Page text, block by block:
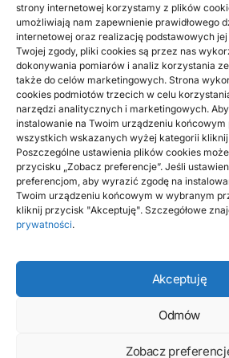
strony internetowej korzystamy z plików
umożliwiają nam zapewnienie prawidłowego
internetowej oraz realizację podstawowych
Twojej zgody, pliki cookies są przez nas
dokonywania pomiarów i analiz korzystania
także do celów marketingowych. Strona
cookies podmiotów trzecich w celu
narzędzi analitycznych i marketingowych.
instalowanie na Twoim urządzeniu
wszystkich wskazanych wyżej kategorii
Poszczególne ustawienia plików cookies
przycisku „Zobacz preferencje”. Jeśli
preferencjom, aby wyrazić zgodę na
Twoim urządzeniu końcowym w wybranym
kliknij przycisk "Akceptuję". Szczegółowe
prywatności.
Akceptuję
Odmów
Zobacz
ARTYKUŁ SPONSOROWANY
Podział kosmetyków oraz
i organizmu
Podział kosmetyków na pewno będzie
prawidłowo dostosowany do konkretnej
Tutaj na pewno pierwotny podział
BY RADEK